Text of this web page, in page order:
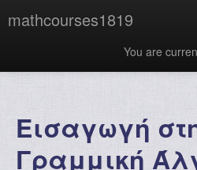
mathcourses1819
You are
Εισαγωγή
Γραμμική